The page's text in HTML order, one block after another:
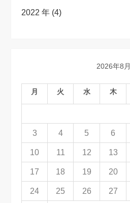
2022 年 (4)
2026年8月
月 火 水 木
3 4 5 6
10 11 12 13
17 18 19 20
24 25 26 27